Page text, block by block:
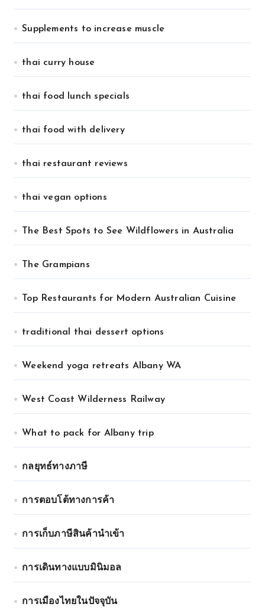
Supplements to increase muscle
thai curry house
thai food lunch specials
thai food with delivery
thai restaurant reviews
thai vegan options
The Best Spots to See Wildflowers in Australia
The Grampians
Top Restaurants for Modern Australian Cuisine
traditional thai dessert options
Weekend yoga retreats Albany WA
West Coast Wilderness Railway
What to pack for Albany trip
กลยุทธ์ทางภาษี
การตอบโต้ทางการค้า
การเก็บภาษีสินค้านำเข้า
การเดินทางแบบมินิมอล
การเมืองไทยในปัจจุบัน